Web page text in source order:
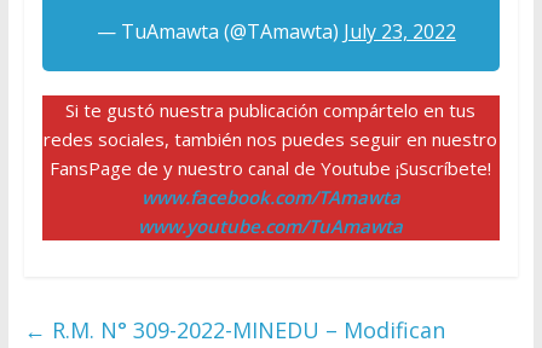
— TuAmawta (@TAmawta) July 23, 2022
Si te gustó nuestra publicación compártelo en tus
redes sociales, también nos puedes seguir en nuestro
FansPage de y nuestro canal de Youtube ¡Suscríbete!
www.facebook.com/TAmawta
www.youtube.com/TuAmawta
← R.M. N° 309-2022-MINEDU – Modifican